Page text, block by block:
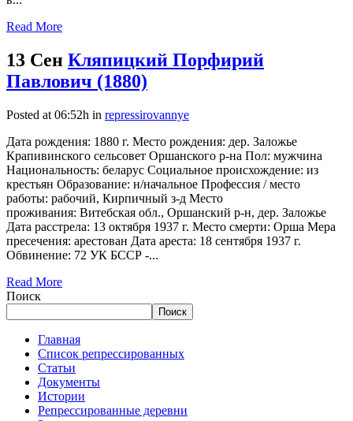
Read More
13 Сен Кляпицкий Порфирий
Павлович (1880)
Posted at 06:52h in repressirovannye
Дата рождения: 1880 г. Место рождения: дер. Заложье
Крапивинского сельсовет Оршанского р-на Пол: мужчина
Национальность: беларус Социальное происхождение: из
крестьян Образование: н/начальное Профессия / место
работы: рабочий, Кирпичный з-д Место
проживания: Витебская обл., Оршанский р-н, дер. Заложье
Дата расстрела: 13 октября 1937 г. Место смерти: Орша Мера
пресечения: арестован Дата ареста: 18 сентября 1937 г.
Обвинение: 72 УК БССР -...
Read More
Поиск
Поиск
Главная
Список репрессированных
Статьи
Документы
Истории
Репрессированные деревни